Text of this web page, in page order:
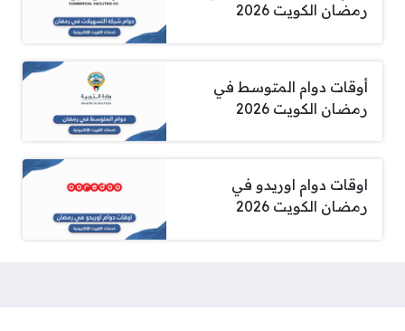
رمضان الكويت 2026
أوقات دوام المتوسط في
رمضان الكويت 2026
اوقات دوام اوريدو في
رمضان الكويت 2026